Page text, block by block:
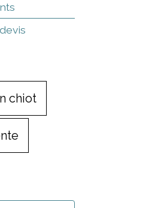
chiot